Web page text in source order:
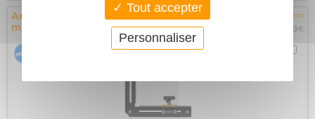
Angle de soudure à 90° + 2
magsquares 165 MAGSWITCH
TTC
257,30€
Tout accepter
Personnaliser